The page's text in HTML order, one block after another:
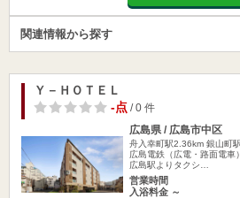
関連情報から探す
Ｙ－ＨＯＴＥＬ
-点/ 0 件
広島県 / 広島市中区
舟入幸町駅2.36km 銀山町
広島電鉄（広電・路面電
広島駅よりタクシ…
営業時間
入浴料金 ～